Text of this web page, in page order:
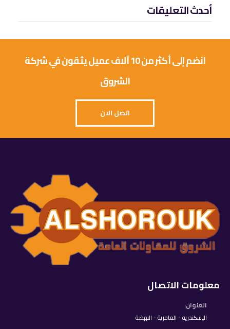
أحدث التعليقات
انضم إلى أكثر من 10 آلاف عميل يثقون في شركة
الشروق
اتصل الان
معلومات الاتصال
العنوان:
الإسكندرية - العامرية - النهضة